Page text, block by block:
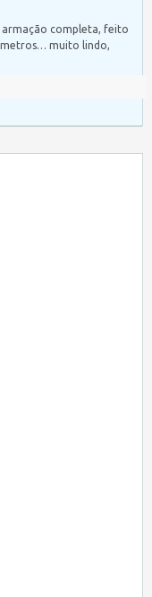
armação completa, feito
metros… muito lindo,